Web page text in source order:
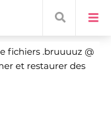
fichiers .bruuuuz @
et restaurer des